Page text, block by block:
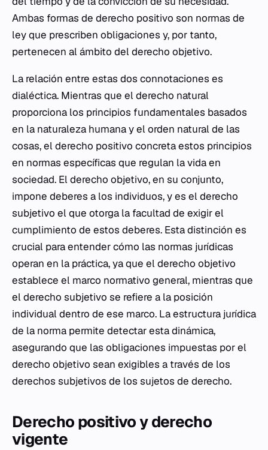
Ambas formas de derecho positivo son normas de
ley que prescriben obligaciones y, por tanto,
pertenecen al ámbito del derecho objetivo.
La relación entre estas dos connotaciones es
dialéctica. Mientras que el derecho natural
proporciona los principios fundamentales basados
en la naturaleza humana y el orden natural de las
cosas, el derecho positivo concreta estos principios
en normas específicas que regulan la vida en
sociedad. El derecho objetivo, en su conjunto,
impone deberes a los individuos, y es el derecho
subjetivo el que otorga la facultad de exigir el
cumplimiento de estos deberes. Esta distinción es
crucial para entender cómo las normas jurídicas
operan en la práctica, ya que el derecho objetivo
establece el marco normativo general, mientras que
el derecho subjetivo se refiere a la posición
individual dentro de ese marco. La estructura jurídica
de la norma permite detectar esta dinámica,
asegurando que las obligaciones impuestas por el
derecho objetivo sean exigibles a través de los
derechos subjetivos de los sujetos de derecho.
Derecho positivo y derecho
vigente